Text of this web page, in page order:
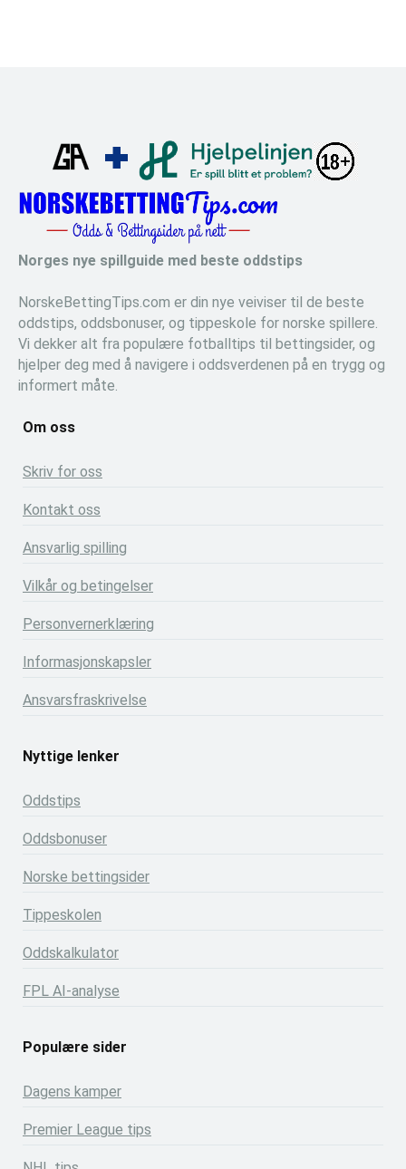
Norges nye spillguide med beste oddstips
NorskeBettingTips.com er din nye veiviser til de beste
oddstips, oddsbonuser, og tippeskole for norske spillere.
Vi dekker alt fra populære fotballtips til bettingsider, og
hjelper deg med å navigere i oddsverdenen på en trygg og
informert måte.
Om oss
Skriv for oss
Kontakt oss
Ansvarlig spilling
Vilkår og betingelser
Personvernerklæring
Informasjonskapsler
Ansvarsfraskrivelse
Nyttige lenker
Oddstips
Oddsbonuser
Norske bettingsider
Tippeskolen
Oddskalkulator
FPL AI-analyse
Populære sider
Dagens kamper
Premier League tips